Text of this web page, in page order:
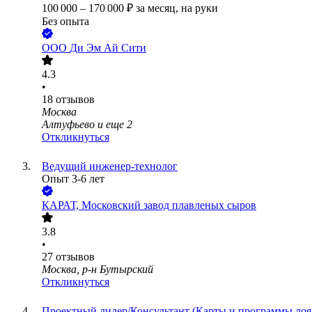
100 000 – 170 000 ₽ за месяц, на руки
Без опыта
ООО Ди Эм Ай Сити
4.3
•
18 отзывов
Москва
Алтуфьево и еще 2
Откликнуться
Ведущий инженер-технолог
Опыт 3-6 лет
КАРАТ, Московский завод плавленых сыров
3.8
•
27 отзывов
Москва, р-н Бутырский
Откликнуться